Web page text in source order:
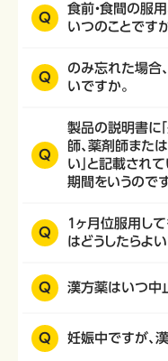
Q
食前・食間の服
いつのことですか
Q
のみ忘れた場合
いですか。
Q
製品の説明書に
師、薬剤師また
い」と記載され
期間をいうので
Q
1ヶ月位服用し
はどうしたらよい
Q 漢方薬はいつ中
Q 妊娠中ですが、